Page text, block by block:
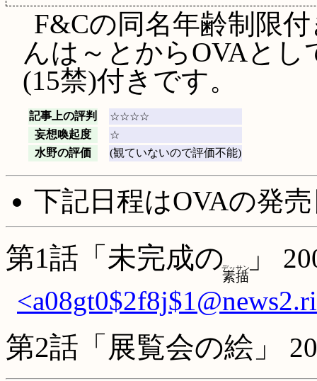
F&Cの同名年齢制限
んは～とからOVAと
(15禁)付きです。
記事上の評判
☆☆☆☆
妄想喚起度
☆
水野の評価
(観ていないので評価不能)
下記日程はOVAの発
第1話「未完成の
素描
デッサン 」
第2話「展覧会の絵」